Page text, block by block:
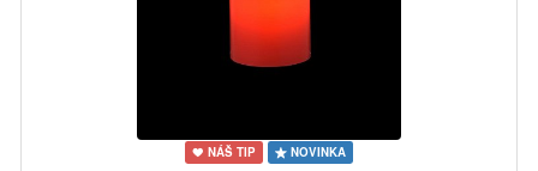
NÁŠ TIP NOVINKA